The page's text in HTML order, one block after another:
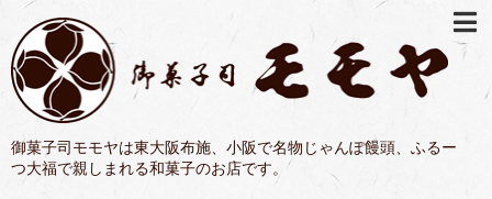
御菓子司モモヤは東大阪布施、小阪で名物じゃんぽ饅頭、ふるー
つ大福で親しまれる和菓子のお店です。